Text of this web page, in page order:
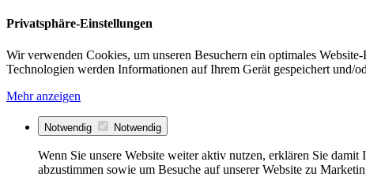
Privatsphäre-Einstellungen
Wir verwenden Cookies, um unseren Besuchern ein optimales
Technologien werden Informationen auf Ihrem Gerät gespeichert und/
Mehr anzeigen
Notwendig Notwendig
Wenn Sie unsere Website weiter aktiv nutzen, erklären Sie
abzustimmen sowie um Besuche auf unserer Website zu